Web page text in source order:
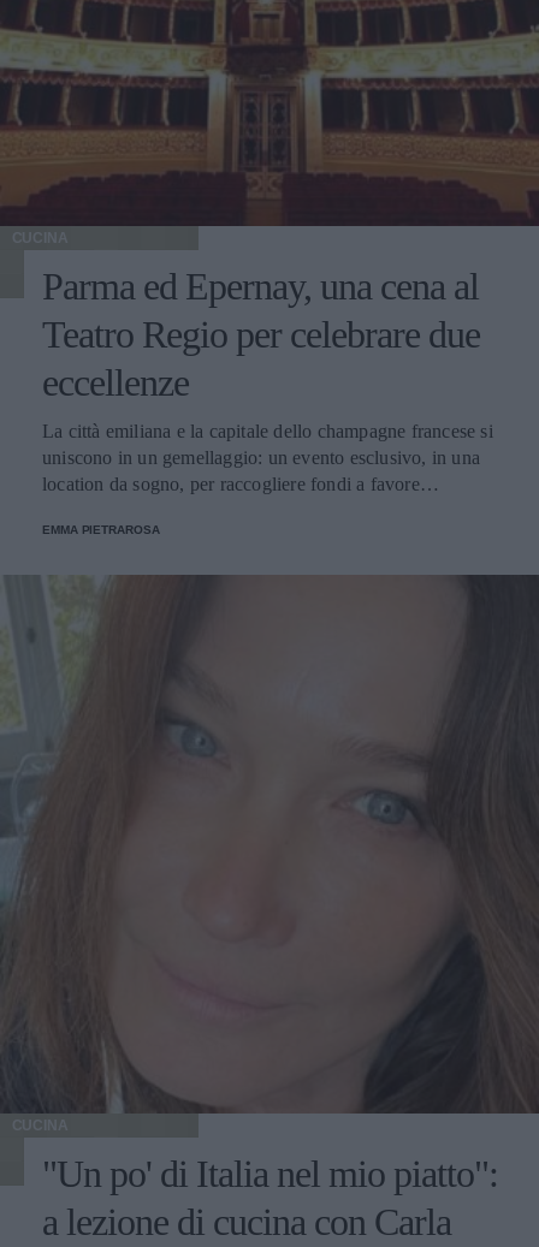
CUCINA
Parma ed Epernay, una cena al
Teatro Regio per celebrare due
eccellenze
La città emiliana e la capitale dello champagne francese si
uniscono in un gemellaggio: un evento esclusivo, in una
location da sogno, per raccogliere fondi a favore
EMMA PIETRAROSA
CUCINA
"Un po' di Italia nel mio piatto":
a lezione di cucina con Carla